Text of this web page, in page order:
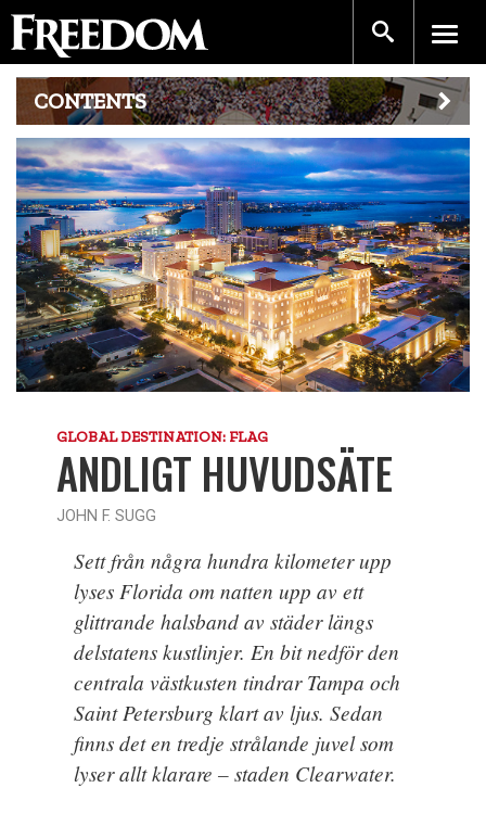
CONTENTS
GLOBAL DESTINATION: FLAG
ANDLIGT HUVUDSÄTE
JOHN F. SUGG
Sett från några hundra kilometer upp
lyses Florida om natten upp av ett
glittrande halsband av städer längs
delstatens kustlinjer. En bit nedför den
centrala västkusten tindrar Tampa och
Saint Petersburg klart av ljus. Sedan
finns det en tredje strålande juvel som
lyser allt klarare – staden Clearwater.